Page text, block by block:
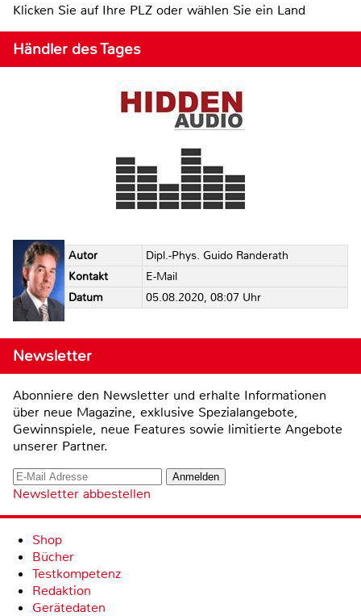
Klicken Sie auf Ihre PLZ oder wählen Sie ein Land
Händler des Tages
Autor
Dipl.-Phys. Guido Randerath
Kontakt
E-Mail
Datum
05.08.2020, 08:07 Uhr
Newsletter
Abonniere den Newsletter und erhalte Informationen
über neue Magazine, exklusive Spezialangebote,
Gewinnspiele, neue Features sowie limitierte Angebote
unserer Partner.
Newsletter abbestellen
Shop
Bücher
Testkompetenz
Redaktion
Gerätedaten